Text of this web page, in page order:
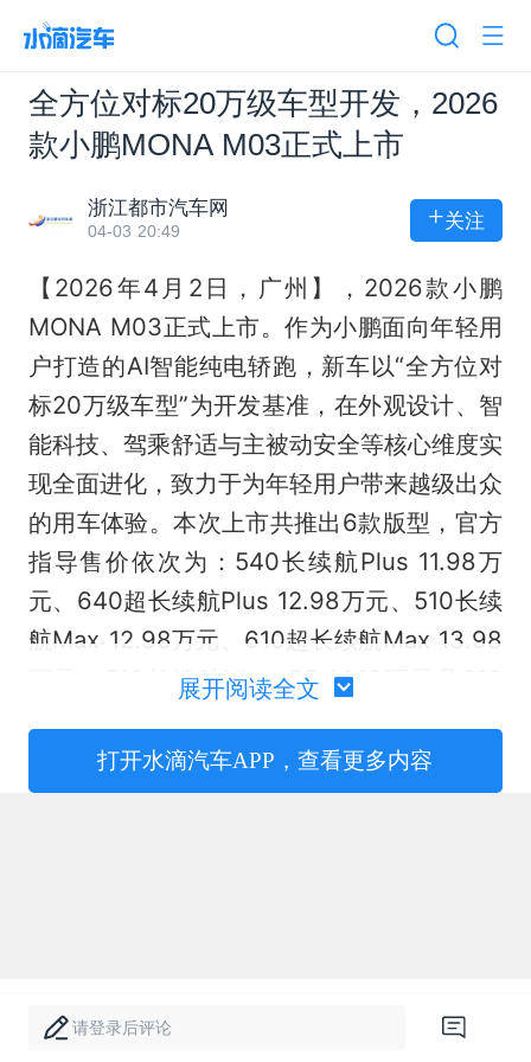
全方位对标20万级车型开发，2026
款小鹏MONA M03正式上市
浙江都市汽车网
04-03 20:49 +关注
【2026年4月2日，广州】，2026款小鹏
MONA M03正式上市。作为小鹏面向年轻用
户打造的AI智能纯电轿跑，新车以“全方位对
标20万级车型”为开发基准，在外观设计、智
能科技、驾乘舒适与主被动安全等核心维度实
现全面进化，致力于为年轻用户带来越级出众
的用车体验。本次上市共推出6款版型，官方
指导售价依次为：540长续航Plus 11.98万
元、640超长续航Plus 12.98万元、510长续
航Max 12.98万元、610超长续航Max 13.98
万元、510长续航Ultra SE 14.18万元及610
上市专属权益，即日起至2026年4月30日24
点前下定2026款小鹏MONA M03，限时送
展开阅读全文
打开水滴汽车APP，查看更多内容
请登录后评论